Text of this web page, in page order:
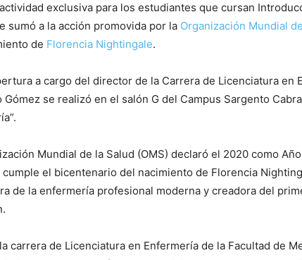
exclusiva para los estudiantes que cursan
sumó a la acción promovida por la Organización Mundial
de Florencia Nightingale.
a cargo del director de la Carrera de Licenciatura en
Gómez se realizó en el salón G del Campus Sargento
Mundial de la Salud (OMS) declaró el 2020 como
cumple el bicentenario del nacimiento de Florencia
de la enfermería profesional moderna y creadora del
carrera de Licenciatura en Enfermería de la Facultad de